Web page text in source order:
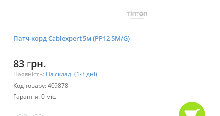
Патч-корд Cablexpert 5м (PP12-5M/G)
83 грн.
Наявність: На складі (1-3 дні)
Код товару: 409878
Гарантія: 0 міс.